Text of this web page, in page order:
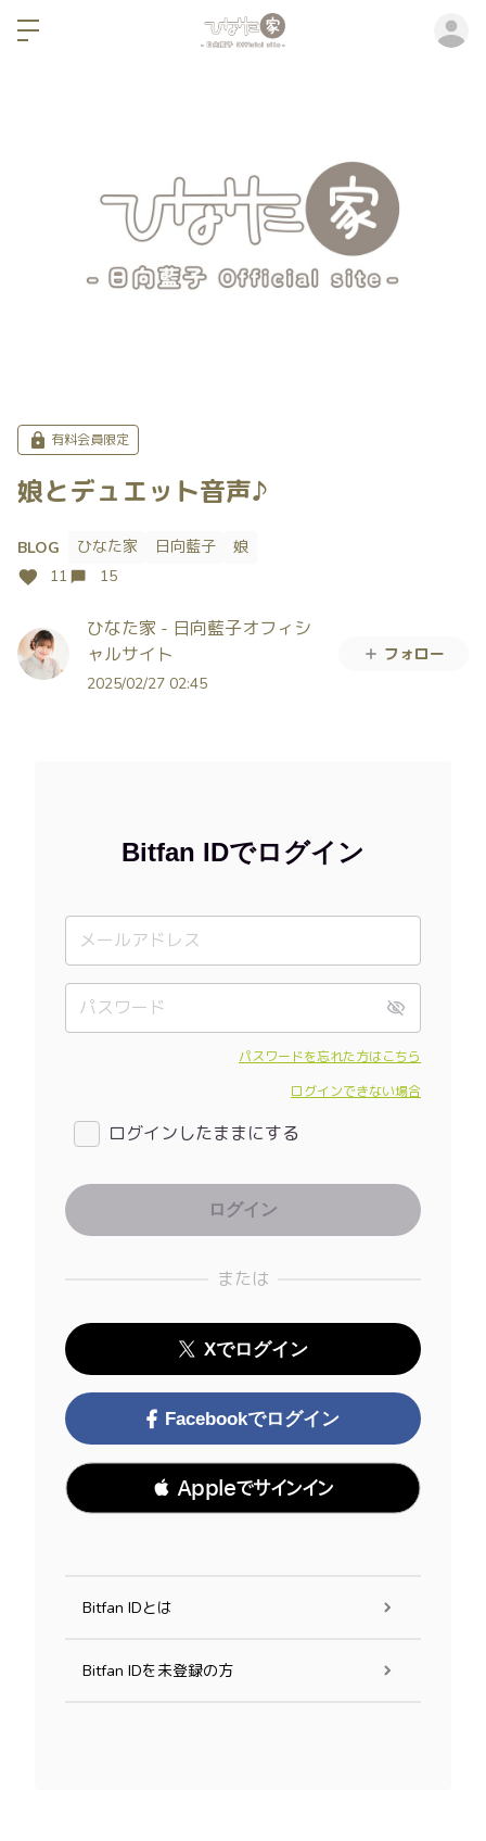
有料会員限定
娘とデュエット音声♪
BLOG ひなた家 日向藍子
娘
11
15
ひなた家 - 日向藍子オフィシ
ャルサイト
2025/02/27 02:45
フォロー
Bitfan IDでログイン
パスワードを忘れた方はこちら
ログインできない場合
ログインしたままにする
または
Xでログイン
Facebookでログイン
 Appleでサインイン
Bitfan IDとは
Bitfan IDを未登録の方